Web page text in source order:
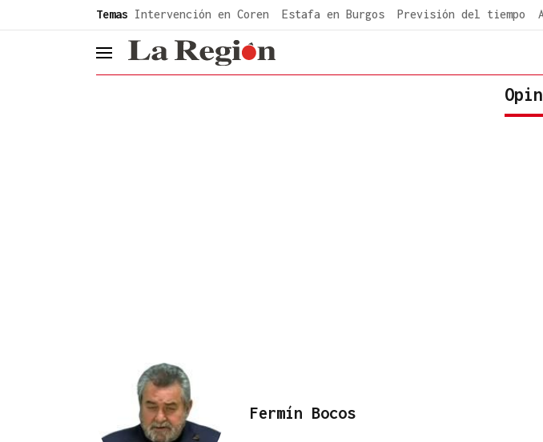
Temas Intervención en Coren Estafa en Burgos Previsión del tiempo
header.menu.open
Fermín Bocos